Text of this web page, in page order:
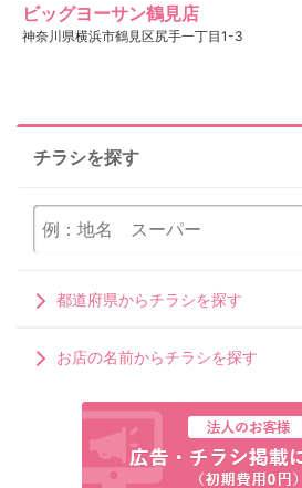
ビッグヨーサン鶴見店
神奈川県横浜市鶴見区尻手一丁目1-3
チラシを探す
都道府県からチラシを探す
お店の名前からチラシを探す